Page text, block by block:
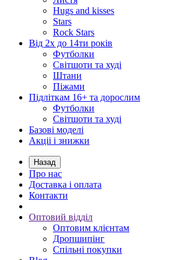
Hugs and kisses
Stars
Rock Stars
Від 2х до 14ти років
Футболки
Світшоти та худі
Штани
Піжами
Підліткам 16+ та дорослим
Футболки
Світшоти та худі
Базові моделі
Акціі і знижки
Назад
Про нас
Доставка і оплата
Контакти
Оптовий відділ
Оптовим клієнтам
Дропшипінг
Спільні покупки